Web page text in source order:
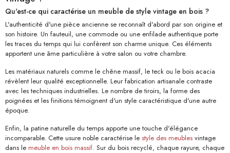
Qu'est-ce qui caractérise un meuble de style vintage en bois ?
L'authenticité d'une pièce ancienne se reconnaît d'abord par son origine et
son histoire. Un fauteuil, une commode ou une enfilade authentique porte
les traces du temps qui lui confèrent son charme unique. Ces éléments
apportent une âme particulière à votre salon ou votre chambre.
Les matériaux naturels comme le chêne massif, le teck ou le bois acacia
révèlent leur qualité exceptionnelle. Leur fabrication artisanale contraste
avec les techniques industrielles. Le nombre de tiroirs, la forme des
poignées et les finitions témoignent d'un style caractéristique d'une autre
époque.
Enfin, la patine naturelle du temps apporte une touche d'élégance
incomparable. Cette usure noble caractérise le style des meubles vintage
dans le meuble en bois massif. Sur du bois recyclé, chaque rayure, chaque